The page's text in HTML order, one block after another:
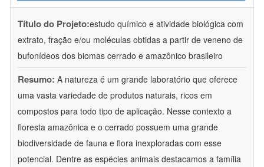
Título do Projeto:estudo químico e atividade biológica com
extrato, fração e/ou moléculas obtidas a partir de veneno de
bufonídeos dos biomas cerrado e amazônico brasileiro
Resumo: A natureza é um grande laboratório que oferece
uma vasta variedade de produtos naturais, ricos em
compostos para todo tipo de aplicação. Nesse contexto a
floresta amazônica e o cerrado possuem uma grande
biodiversidade de fauna e flora inexploradas com esse
potencial. Dentre as espécies animais destacamos a família